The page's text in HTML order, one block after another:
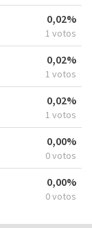
0,02%
1 votos
0,02%
1 votos
0,02%
1 votos
0,00%
0 votos
0,00%
0 votos